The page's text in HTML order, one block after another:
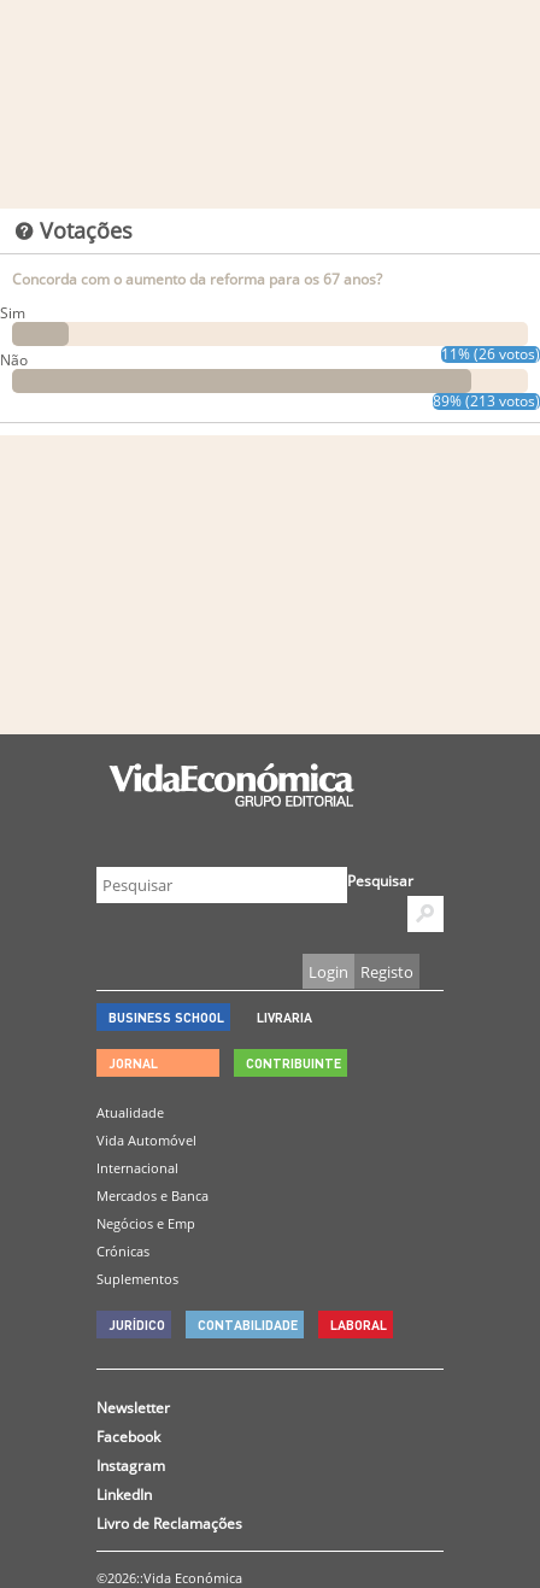
Votações
Concorda com o aumento da reforma para os 67 anos?
Sim
11% (26 votos)
Não
89% (213 votos)
Pesquisar
Login Registo
BUSINESS SCHOOL LIVRARIA
JORNAL
Atualidade
Vida Automóvel
Internacional
Mercados e Banca
Negócios e Emp
Crónicas
Suplementos
CONTRIBUINTE
JURÍDICO CONTABILIDADE LABORAL
Newsletter
Facebook
Instagram
LinkedIn
Livro de Reclamações
©2026::Vida Económica